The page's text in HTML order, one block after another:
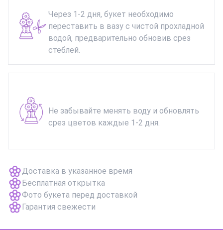
Через 1-2 дня, букет необходимо
переставить в вазу с чистой прохладной
водой, предварительно обновив срез
стеблей.
Не забывайте менять воду и обновлять
срез цветов каждые 1-2 дня.
Доставка в указанное время
Бесплатная открытка
Фото букета перед доставкой
Гарантия свежести